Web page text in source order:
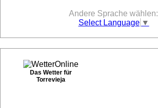
Andere Sprache wählen:
Select Language ▼
Das Wetter für
Torrevieja